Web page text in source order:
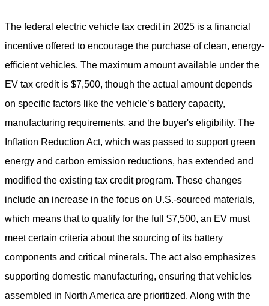
The federal electric vehicle tax credit in 2025 is a financial
incentive offered to encourage the purchase of clean, energy-
efficient vehicles. The maximum amount available under the
EV tax credit is $7,500, though the actual amount depends
on specific factors like the vehicle’s battery capacity,
manufacturing requirements, and the buyer's eligibility. The
Inflation Reduction Act, which was passed to support green
energy and carbon emission reductions, has extended and
modified the existing tax credit program. These changes
include an increase in the focus on U.S.-sourced materials,
which means that to qualify for the full $7,500, an EV must
meet certain criteria about the sourcing of its battery
components and critical minerals. The act also emphasizes
supporting domestic manufacturing, ensuring that vehicles
assembled in North America are prioritized. Along with the